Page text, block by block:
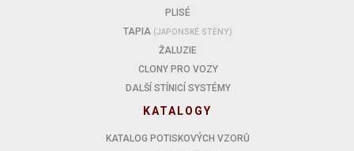
PLISÉ
TAPIA (JAPONSKÉ STĚNY)
ŽALUZIE
CLONY PRO VOZY
DALŠÍ STÍNICÍ SYSTÉMY
KATALOGY
KATALOG POTISKOVÝCH VZORŮ